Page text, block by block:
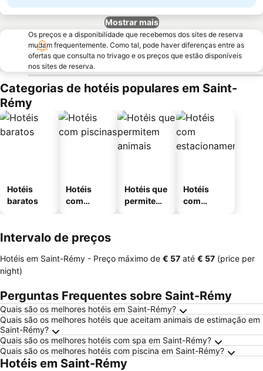
Mostrar mais
Os preços e a disponibilidade que recebemos dos sites de reserva
mudam frequentemente. Como tal, pode haver diferenças entre as
ofertas que consulta no trivago e os preços que estão disponíveis
nos sites de reserva.
Categorias de hotéis populares em Saint-
Rémy
Hotéis
baratos
Hotéis
com
Hotéis que
permitem
Hotéis
com
Intervalo de preços
Hotéis em Saint-Rémy - Preço máximo de ‎€ 57 até ‎€ 57 (price per
night)
Perguntas Frequentes sobre Saint-Rémy
Quais são os melhores hotéis em Saint-Rémy?
Quais são os melhores hotéis que aceitam animais de estimação em
Saint-Rémy?
Quais são os melhores hotéis com spa em Saint-Rémy?
Quais são os melhores hotéis com piscina em Saint-Rémy?
Hotéis em Saint-Rémy